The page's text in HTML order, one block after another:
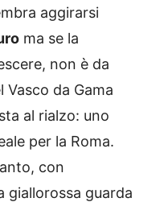
aggirarsi
ma se la
non è da
da Gama
al rialzo: uno
per la Roma.
con
giallorossa guarda